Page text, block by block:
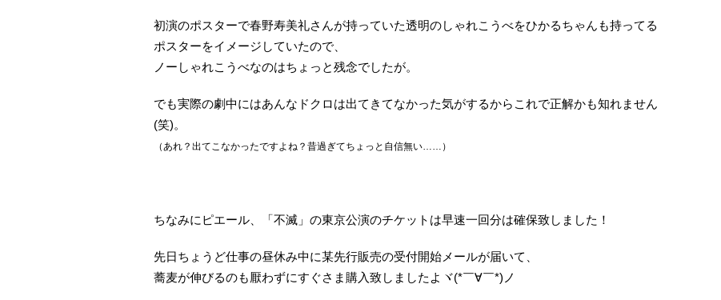
初演のポスターで春野寿美礼さんが持っていた透明のしゃれこうべをひかるちゃんも持ってる
ポスターをイメージしていたので、
ノーしゃれこうべなのはちょっと残念でしたが。
でも実際の劇中にはあんなドクロは出てきてなかった気がするからこれで正解かも知れません
(笑)。
（あれ？出てこなかったですよね？昔過ぎてちょっと自信無い……）
ちなみにピエール、「不滅」の東京公演のチケットは早速一回分は確保致しました！
先日ちょうど仕事の昼休み中に某先行販売の受付開始メールが届いて、
蕎麦が伸びるのも厭わずにすぐさま購入致しましたよヾ(*￣∀￣*)ノ